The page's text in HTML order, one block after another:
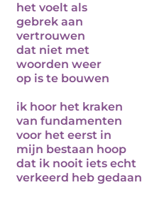
het voelt als
gebrek aan
vertrouwen
dat niet met
woorden weer
op is te bouwen
ik hoor het kraken
van fundamenten
voor het eerst in
mijn bestaan hoop
dat ik nooit iets echt
verkeerd heb gedaan